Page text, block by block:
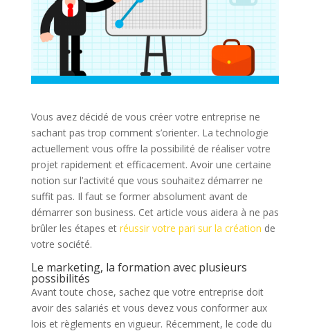
Vous avez décidé de vous créer votre entreprise ne
sachant pas trop comment s’orienter. La technologie
actuellement vous offre la possibilité de réaliser votre
projet rapidement et efficacement. Avoir une certaine
notion sur l’activité que vous souhaitez démarrer ne
suffit pas. Il faut se former absolument avant de
démarrer son business. Cet article vous aidera à ne pas
brûler les étapes et réussir votre pari sur la création de
votre société.
Le marketing, la formation avec plusieurs
possibilités
Avant toute chose, sachez que votre entreprise doit
avoir des salariés et vous devez vous conformer aux
lois et règlements en vigueur. Récemment, le code du